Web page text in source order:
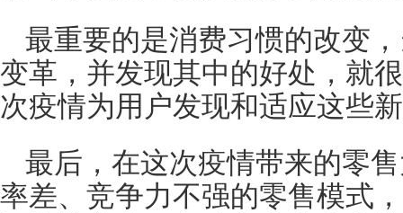
最重要的是消费习惯的改变
变革，并发现其中的好处，就
次疫情为用户发现和适应这些
最后，在这次疫情带来的零
率差、竞争力不强的零售模式